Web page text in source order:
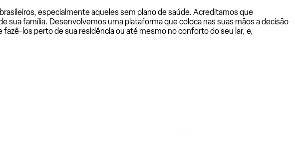
especialmente aqueles sem plano de saúde. Acreditamos que
sua família. Desenvolvemos uma plataforma que coloca nas suas mãos a decisão
los perto de sua residência ou até mesmo no conforto do seu lar, e,